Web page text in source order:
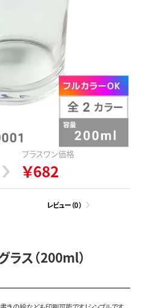
プラスワン価格
￥682
レビュー（0）
ス（200ml）